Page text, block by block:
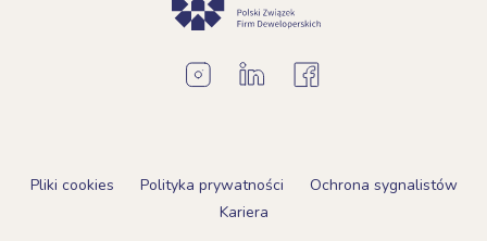
Pliki cookies Polityka prywatności
Ochrona sygnalistów
Kariera